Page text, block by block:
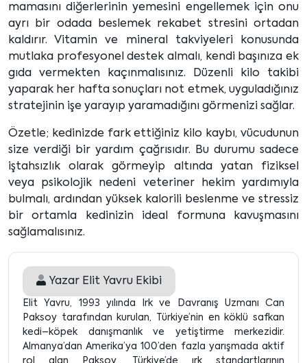
mamasını diğerlerinin yemesini engellemek için onu
ayrı bir odada beslemek rekabet stresini ortadan
kaldırır. Vitamin ve mineral takviyeleri konusunda
mutlaka profesyonel destek almalı, kendi başınıza ek
gıda vermekten kaçınmalısınız. Düzenli kilo takibi
yaparak her hafta sonuçları not etmek, uyguladığınız
stratejinin işe yarayıp yaramadığını görmenizi sağlar.
Özetle; kedinizde fark ettiğiniz kilo kaybı, vücudunun
size verdiği bir yardım çağrısıdır. Bu durumu sadece
iştahsızlık olarak görmeyip altında yatan fiziksel
veya psikolojik nedeni veteriner hekim yardımıyla
bulmalı, ardından yüksek kalorili beslenme ve stressiz
bir ortamla kedinizin ideal formuna kavuşmasını
sağlamalısınız.
Yazar Elit Yavru Ekibi
Elit Yavru, 1993 yılında Irk ve Davranış Uzmanı Can
Paksoy tarafından kurulan, Türkiye’nin en köklü safkan
kedi–köpek danışmanlık ve yetiştirme merkezidir.
Almanya’dan Amerika’ya 100’den fazla yarışmada aktif
rol alan Paksoy, Türkiye’de ırk standartlarının